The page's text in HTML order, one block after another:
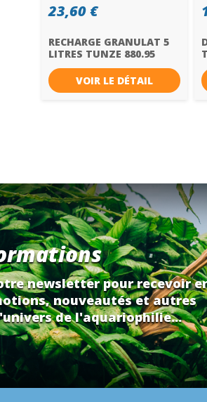
23,60 €
RECHARGE GRANULAT 5
LITRES TUNZE 880.95
VOIR LE DÉTAIL
newsletter pour recevoir
nouveautés et autres
de l'aquariophilie...